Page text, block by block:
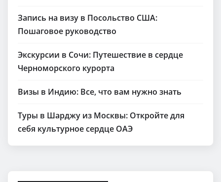
Запись на визу в Посольство США:
Пошаговое руководство
Экскурсии в Сочи: Путешествие в сердце
Черноморского курорта
Визы в Индию: Все, что вам нужно знать
Туры в Шарджу из Москвы: Откройте для
себя культурное сердце ОАЭ